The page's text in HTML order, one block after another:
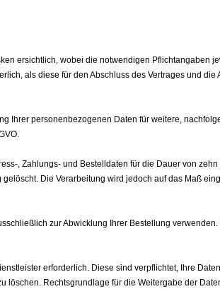
ersichtlich, wobei die notwendigen Pflichtangaben
als diese für den Abschluss des Vertrages und
Ihrer personenbezogenen Daten für weitere,
, Zahlungs- und Bestelldaten für die Dauer von
Die Verarbeitung wird jedoch auf das Maß
zur Abwicklung Ihrer Bestellung
erforderlich. Diese sind verpflichtet, Ihre
Rechtsgrundlage für die Weitergabe der